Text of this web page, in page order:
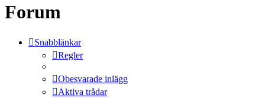
Forum
Snabblänkar
Regler
Obesvarade inlägg
Aktiva trådar